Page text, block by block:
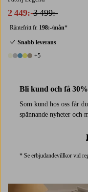
2 449:-3 499:-
Räntefritt fr. 198:-/mån*
Snabb leverans
10 färger
+5
Bli kund och få
Som kund hos oss får
spännande nyheter och
* Se erbjudandevillkor vid